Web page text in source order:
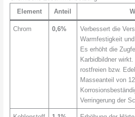
Element
Anteil
Chrom 0,6%
Verbessert die
Warmfestigkeit
Es erhöht die
Karbidbildner
rostfreien bzw.
Masseanteil von
Verringerung der